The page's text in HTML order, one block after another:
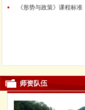
《形势与政策》课程标准
师资队伍